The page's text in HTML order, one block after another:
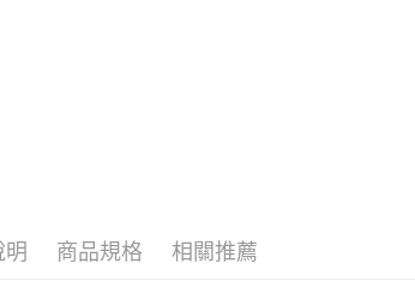
明 商品規格 相關推薦